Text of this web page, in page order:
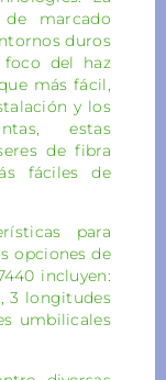
marcado
duros
del haz
más fácil,
y los
estas
de fibra
fáciles de
para
opciones de
incluyen:
3 longitudes
umbilicales